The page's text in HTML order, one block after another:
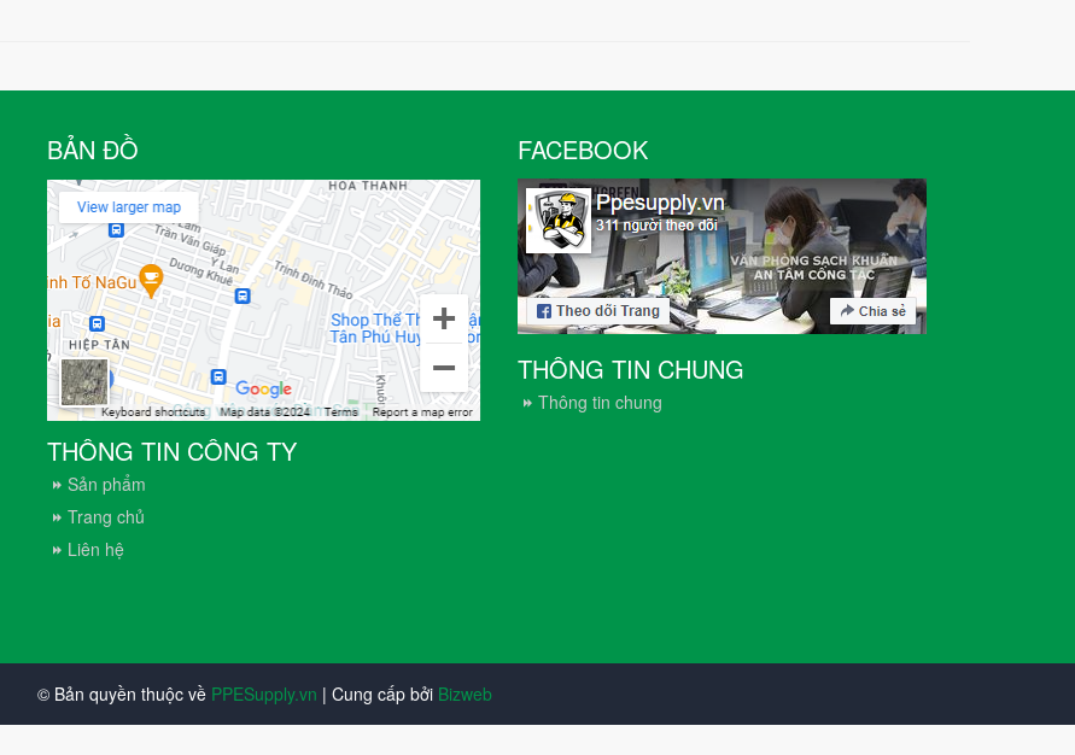
BẢN ĐỒ
THÔNG TIN CÔNG TY
Sản phẩm
Trang chủ
Liên hệ
FACEBOOK
THÔNG TIN CHUNG
Thông tin chung
© Bản quyền thuộc về PPESupply.vn | Cung cấp bởi Bizweb